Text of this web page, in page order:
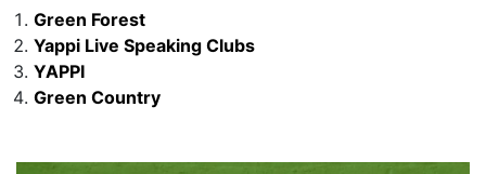
Green Forest
Yappi Live Speaking Clubs
YAPPI
Green Country